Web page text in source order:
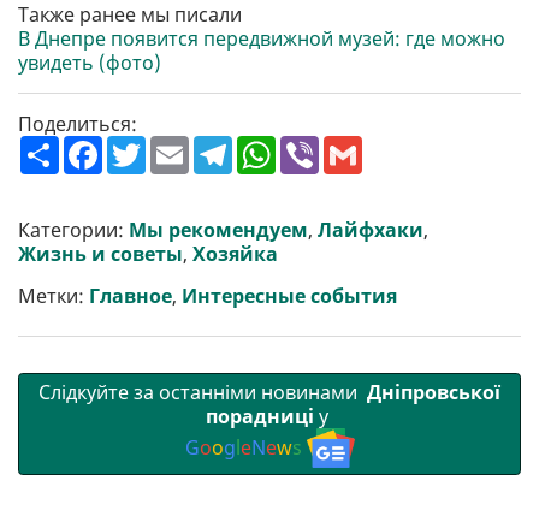
Также ранее мы писали
В Днепре появится передвижной музей: где можно
увидеть (фото)
Поделиться:
П
о
р
и
т
F
a
b
o
o
T
w
t
e
r
E
m
l
T
e
g
r
a
W
h
s
A
p
V
r l
Категории: Мы рекомендуем, Лайфхаки,
Жизнь и советы, Хозяйка
Метки: Главное, Интересные события
Слідкуйте за останніми новинами Дніпровської
порадниці у
GoogleNews